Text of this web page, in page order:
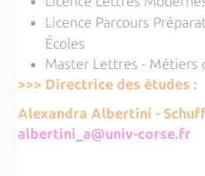
Licence Parcours
Écoles
Master Lettres - Métiers
>>> Directrice des études :
Alexandra Albertini -
albertini_a@univ-corse.fr